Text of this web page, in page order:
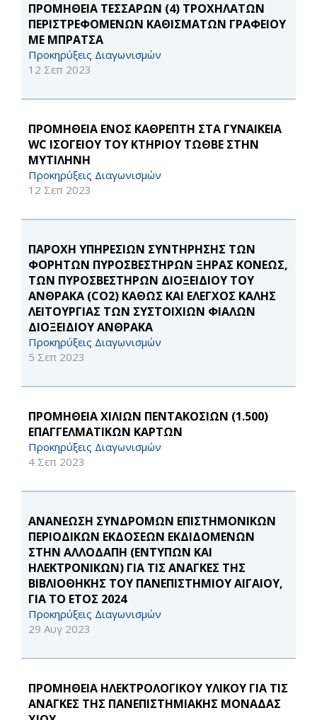
ΠΡΟΜΗΘΕΙΑ ΤΕΣΣΑΡΩΝ (4) ΤΡΟΧΗΛΑΤΩΝ
ΠΕΡΙΣΤΡΕΦΟΜΕΝΩΝ ΚΑΘΙΣΜΑΤΩΝ ΓΡΑΦΕΙΟΥ
ΜΕ ΜΠΡΑΤΣΑ
Προκηρύξεις Διαγωνισμών
12 Σεπ 2023
ΠΡΟΜΗΘΕΙΑ ΕΝΟΣ ΚΑΘΡΕΠΤΗ ΣΤΑ ΓΥΝΑΙΚΕΙΑ
WC ΙΣΟΓΕΙΟΥ ΤΟΥ ΚΤΗΡΙΟΥ ΤΩΘΒΕ ΣΤΗΝ
ΜΥΤΙΛΗΝΗ
Προκηρύξεις Διαγωνισμών
12 Σεπ 2023
ΠΑΡΟΧΗ ΥΠΗΡΕΣΙΩΝ ΣΥΝΤΗΡΗΣΗΣ ΤΩΝ
ΦΟΡΗΤΩΝ ΠΥΡΟΣΒΕΣΤΗΡΩΝ ΞΗΡΑΣ ΚΟΝΕΩΣ,
ΤΩΝ ΠΥΡΟΣΒΕΣΤΗΡΩΝ ΔΙΟΞΕΙΔΙΟΥ ΤΟΥ
ΑΝΘΡΑΚΑ (CO2) ΚΑΘΩΣ ΚΑΙ ΕΛΕΓΧΟΣ ΚΑΛΗΣ
ΛΕΙΤΟΥΡΓΙΑΣ ΤΩΝ ΣΥΣΤΟΙΧΙΩΝ ΦΙΑΛΩΝ
ΔΙΟΞΕΙΔΙΟΥ ΑΝΘΡΑΚΑ
Προκηρύξεις Διαγωνισμών
5 Σεπ 2023
ΠΡΟΜΗΘΕΙΑ ΧΙΛΙΩΝ ΠΕΝΤΑΚΟΣΙΩΝ (1.500)
ΕΠΑΓΓΕΛΜΑΤΙΚΩΝ ΚΑΡΤΩΝ
Προκηρύξεις Διαγωνισμών
4 Σεπ 2023
ΑΝΑΝΕΩΣΗ ΣΥΝΔΡΟΜΩΝ ΕΠΙΣΤΗΜΟΝΙΚΩΝ
ΠΕΡΙΟΔΙΚΩΝ ΕΚΔΟΣΕΩΝ ΕΚΔΙΔΟΜΕΝΩΝ
ΣΤΗΝ ΑΛΛΟΔΑΠΗ (ΕΝΤΥΠΩΝ ΚΑΙ
ΗΛΕΚΤΡΟΝΙΚΩΝ) ΓΙΑ ΤΙΣ ΑΝΑΓΚΕΣ ΤΗΣ
ΒΙΒΛΙΟΘΗΚΗΣ ΤΟΥ ΠΑΝΕΠΙΣΤΗΜΙΟΥ ΑΙΓΑΙΟΥ,
ΓΙΑ ΤΟ ΕΤΟΣ 2024
Προκηρύξεις Διαγωνισμών
29 Αυγ 2023
ΠΡΟΜΗΘΕΙΑ ΗΛΕΚΤΡΟΛΟΓΙΚΟΥ ΥΛΙΚΟΥ ΓΙΑ ΤΙΣ
ΑΝΑΓΚΕΣ ΤΗΣ ΠΑΝΕΠΙΣΤΗΜΙΑΚΗΣ ΜΟΝΑΔΑΣ